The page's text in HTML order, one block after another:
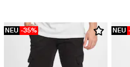
NEU -35% NEU